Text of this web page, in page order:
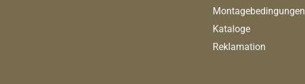
Montagebedingungen
Kataloge
Reklamation